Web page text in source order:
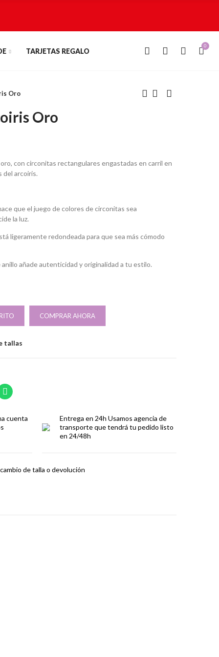
TARJETAS REGALO
0
Oro
Oro
con circonitas rectangulares engastadas en carril en
del arcoiris.
que el juego de colores de circonitas sea
la luz.
ligeramente redondeada para que sea más cómodo
añade autenticidad y originalidad a tu estilo.
COMPRAR AHORA
tallas
cuenta
Entrega en 24h Usamos agencia de
transporte que tendrá tu pedido listo
en 24/48h
de talla o devolución